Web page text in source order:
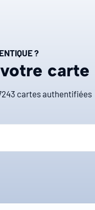
?
carte
cartes authentifiées